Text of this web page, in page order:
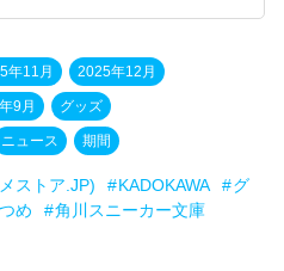
年11月 2025年12月
9月 グッズ
ニュース 期間
ストア.JP) KADOKAWA
グ
め 角川スニーカー文庫